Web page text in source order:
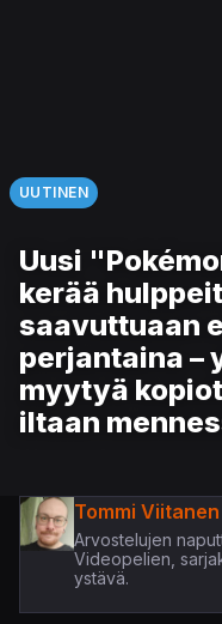
UUTINEN
Uusi
kerää
saavuttuaan
perjantaina –
myytyä
iltaan
Tommi Viitanen
Arvostelujen
Videopelien,
ystävä.